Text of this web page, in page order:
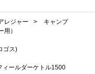
レジャー >
キャンプ
）
ゴス)
ィールダーケトル1500